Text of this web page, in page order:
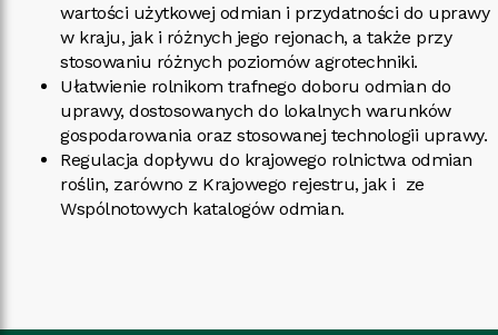
wartości użytkowej odmian i przydatności do uprawy
w kraju, jak i różnych jego rejonach, a także przy
stosowaniu różnych poziomów agrotechniki.
Ułatwienie rolnikom trafnego doboru odmian do
uprawy, dostosowanych do lokalnych warunków
gospodarowania oraz stosowanej technologii uprawy.
Regulacja dopływu do krajowego rolnictwa odmian
roślin, zarówno z Krajowego rejestru, jak i ze
Wspólnotowych katalogów odmian.